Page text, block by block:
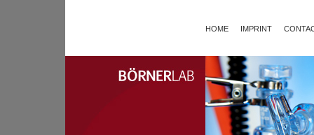
HOME IMPRINT